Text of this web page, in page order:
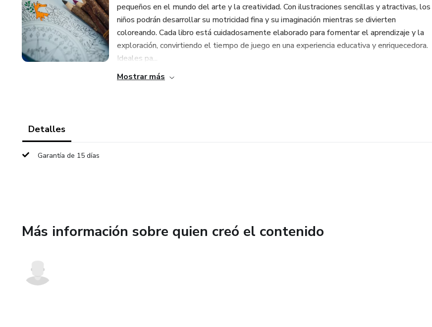
pequeños en el mundo del arte y la creatividad. Con ilustraciones sencillas y atractivas, los
niños podrán desarrollar su motricidad fina y su imaginación mientras se divierten
coloreando. Cada libro está cuidadosamente elaborado para fomentar el aprendizaje y la
exploración, convirtiendo el tiempo de juego en una experiencia educativa y enriquecedora.
Ideales pa...
Mostrar más
Detalles
Garantía de 15 días
Más información sobre quien creó el contenido